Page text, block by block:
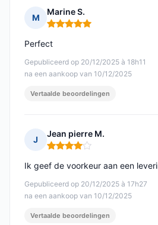
M
Marine S.
Opmerking: 5 van 5
Gepubliceerd op 20/12/2025 à 18h11
na een aankoop van 10/12/2025
Perfect
Vertaalde beoordelingen
J
Jean pierre M.
Opmerking: 4 van 5
Gepubliceerd op 20/12/2025 à 17h27
na een aankoop van 10/12/2025
Ik geef de voorkeur aan een
Vertaalde beoordelingen